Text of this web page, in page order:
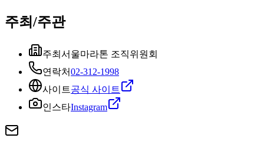
주최/주관
주최 서울마라톤 조직위원회
연락처02-312-1998
사이트공식 사이트
인스타Instagram